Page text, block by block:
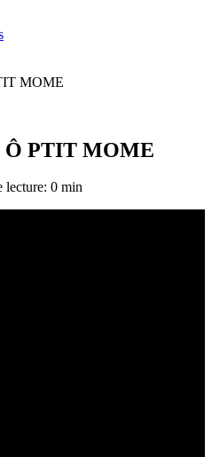
MOME
Ô PTIT MOME
lecture: 0 min